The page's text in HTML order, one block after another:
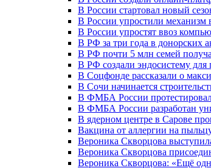
В России стартовал новый
В России упростили механизм
В России упростят ввоз
В РФ за три года в донорских
В РФ почти 5 млн семей
В РФ создали эндосистему для
В Соцфонде рассказали о
В Сочи начинается
В ФМБА России
В ФМБА России разработан
В ядерном центре в Сарове
Вакцина от аллергии на
Вероника Скворцова
Вероника Скворцова
Вероника Скворцова: «Ещё